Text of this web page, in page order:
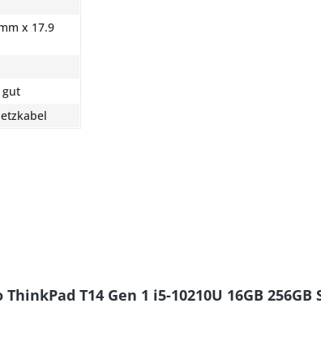
x 17.9
gut
T14 Gen 1 i5-10210U 16GB 256GB